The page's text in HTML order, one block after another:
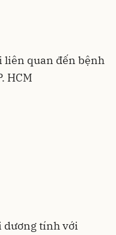
liên quan đến bệnh
HCM
dương tính với